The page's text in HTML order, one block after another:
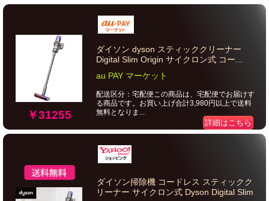
￥31255
ダイソン dyson スティッククリーナー
Digital Slim Origin サイクロン式 コー...
au PAY マーケット
配送区分：宅配便この商品は、宅配便でお届けす
る商品です。お買い上げ合計3,980円以上で送料
無料となりま...
詳細はこちら
ダイソン掃除機 コードレス スティックク
リーナー サイクロン式 Dyson Digital Slim